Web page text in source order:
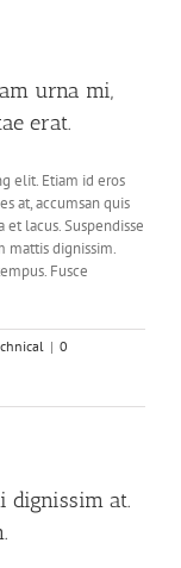
urna mi,
erat.
elit. Etiam id eros
at, accumsan quis
lacus. Suspendisse
mattis dignissim.
Fusce
| 0
dignissim at.